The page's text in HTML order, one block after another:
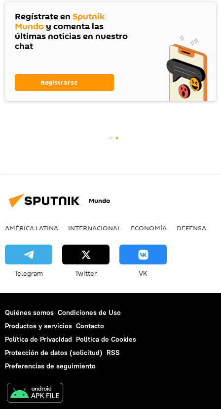
Regístrate en Sputnik
Mundo y comenta las
últimas noticias en nuestro
chat
Registrarse
Mundo
AMÉRICA LATINA INTERNACIONAL ECONOMÍA DEFENSA
Telegram Twitter VK
Quiénes somos Condiciones de Uso
Productos y servicios Contacto
Política de Privacidad Politica de Cookies
Protección de datos (solicitud) RSS
Preferencias de seguimiento